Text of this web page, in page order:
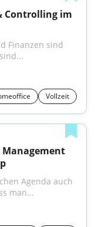
Controlling im
Finanzen sind
Vollzeit
Agenda auch
man...